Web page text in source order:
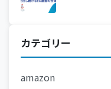
カテゴリー
amazon